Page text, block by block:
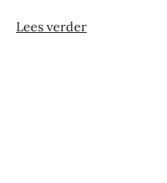
Lees verder